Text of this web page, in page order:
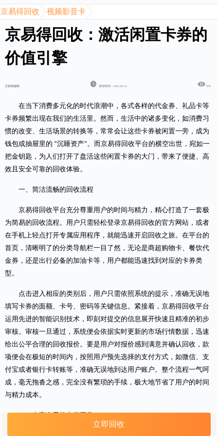
京易得回收 视频影音卡
京易得回收：激活闲置卡券的
价值引擎
京易得编辑 发布时间：2025-01-22 979
在当下消费多元化的时代浪潮中，各式各样的代金券、礼品卡等
卡券频繁出现在我们的生活里。然而，生活中的诸多变化，如消费习
惯的改变、生活场景的转换等，常常会让这些卡券被闲置一旁，成为
钱包或抽屉里的 “沉睡资产” 。而京易得回收平台的横空出世，宛如一
把金钥匙，为人们打开了盘活这些闲置卡券的大门，带来了便捷、高
效且安全可靠的回收体验。
一、简洁流畅的回收流程
京易得回收平台充分尊重用户的时间与精力，精心打造了一套极
为简易的回收流程。用户只需轻松登录京易得回收的官方网站，或者
在手机上轻点打开专属应用程序，就能迅速开启回收之旅。在平台的
首页，清晰明了的分类导航栏一目了然，无论是商超购物卡、餐饮代
金券，还是出行必备的加油卡等，用户都能迅速找到对应的卡券类
型。
点击进入相应的类别后，用户只需依照系统的提示，准确无误地
填写卡券的面额、卡号、密码等关键信息。紧接着，京易得回收平台
运用先进的智能识别技术，即刻对提交的信息展开快速且精准的初步
审核。审核一旦通过，系统便会依据实时更新的市场行情数据，迅速
给出公平合理的回收报价。要是用户对报价感到满意并确认回收，款
项便会在极短的时间内，按照用户预先选择的支付方式，如微信、支
付宝或者银行卡转账等，准确无误地到达用户账户。整个流程一气呵
成，毫无拖沓之感，完全没有繁琐的手续，极大地节省了用户的时间
与精力成本。
立即回收